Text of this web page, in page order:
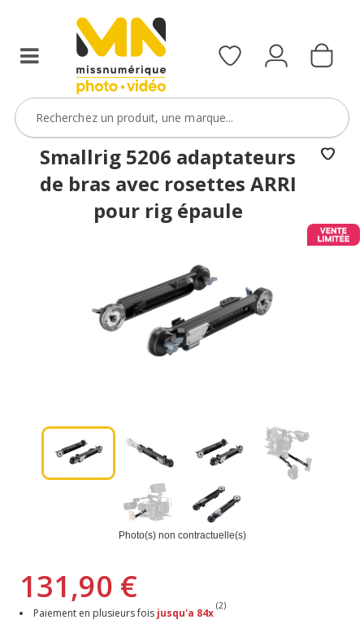
Smallrig 5206 adaptateurs
de bras avec rosettes ARRI
pour rig épaule
Photo(s) non contractuelle(s)
131,90 €
Paiement en plusieurs fois jusqu'a 84x
(2)